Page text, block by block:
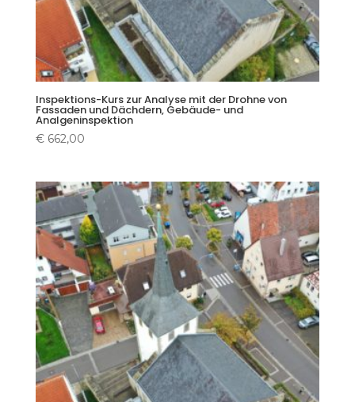
Inspektions-Kurs zur Analyse mit der Drohne von
Fassaden und Dächdern, Gebäude- und
Analgeninspektion
€662,00